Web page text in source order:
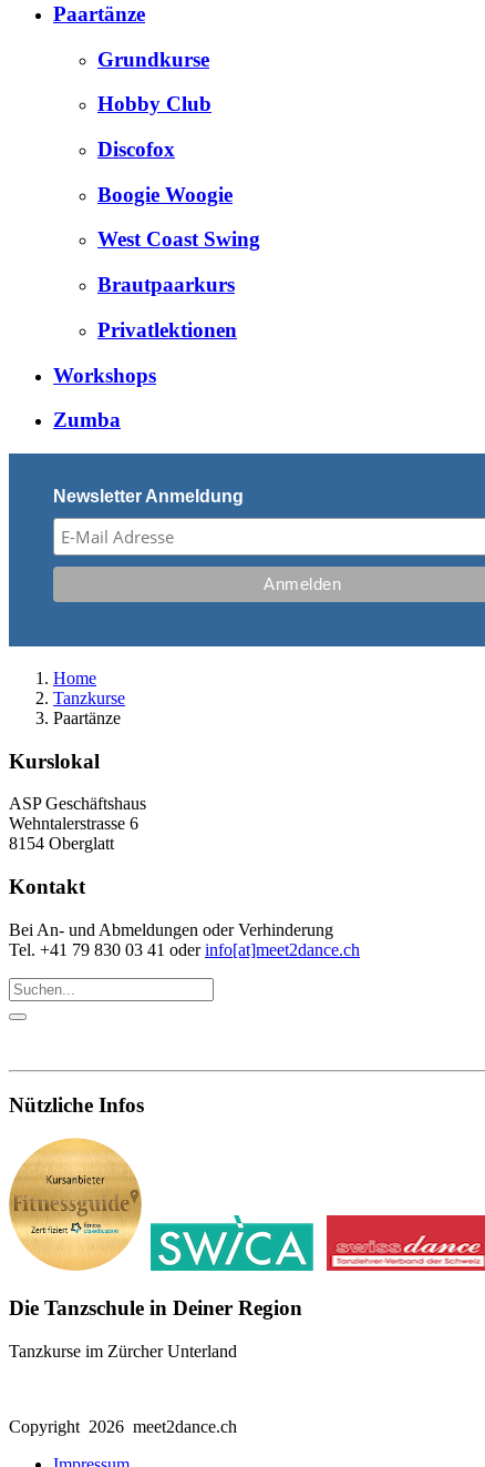
Paartänze
Grundkurse
Hobby Club
Discofox
Boogie Woogie
West Coast Swing
Brautpaarkurs
Privatlektionen
Workshops
Zumba
Newsletter Anmeldung
Home
Tanzkurse
Paartänze
Kurslokal
ASP Geschäftshaus
Wehntalerstrasse 6
8154 Oberglatt
Kontakt
Bei An- und Abmeldungen oder Verhinderung
Tel. +41 79 830 03 41 oderinfo[at]meet2dance.ch
Nützliche Infos
Die Tanzschule in Deiner Region
Tanzkurse im Zürcher Unterland
Copyright 2026 meet2dance.ch